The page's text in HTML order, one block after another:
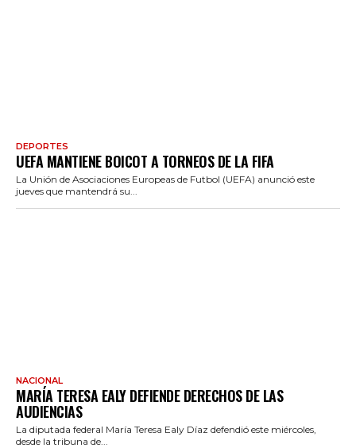
DEPORTES
UEFA MANTIENE BOICOT A TORNEOS DE LA FIFA
La Unión de Asociaciones Europeas de Futbol (UEFA) anunció este
jueves que mantendrá su...
NACIONAL
MARÍA TERESA EALY DEFIENDE DERECHOS DE LAS
AUDIENCIAS
La diputada federal María Teresa Ealy Díaz defendió este miércoles,
desde la tribuna de...